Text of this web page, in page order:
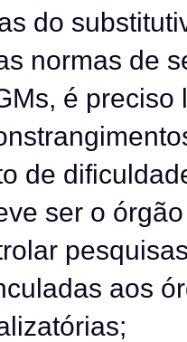
do
normas de
é
de
ser o
aos